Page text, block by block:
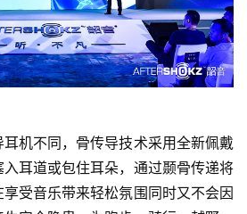
机不同，骨传导技术采用全新佩戴
耳道或包住耳朵，通过颞骨传递将
受音乐带来轻松氛围同时又不会因